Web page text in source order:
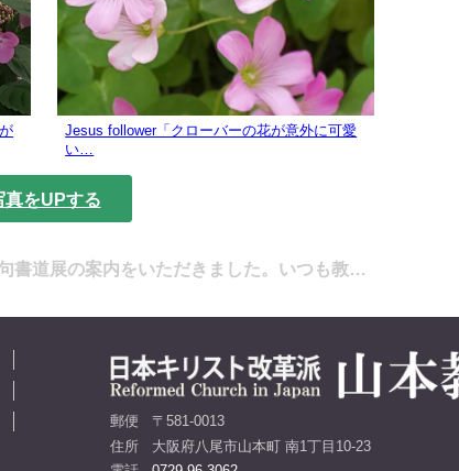
Jesus follower「クローバーの花が意外に可愛
い…
真をUPする
書道展の案内をいただきました。いつも教…
郵便
〒581-0013
住所
大阪府八尾市山本町 南1丁目10-23